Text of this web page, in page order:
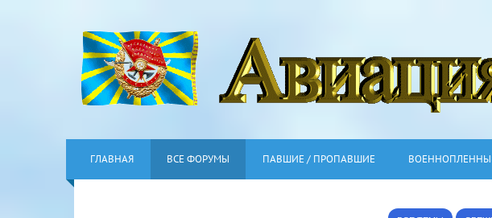
ГЛАВНАЯ ВСЕ ФОРУМЫ ПАВШИЕ / ПРОПАВШИЕ